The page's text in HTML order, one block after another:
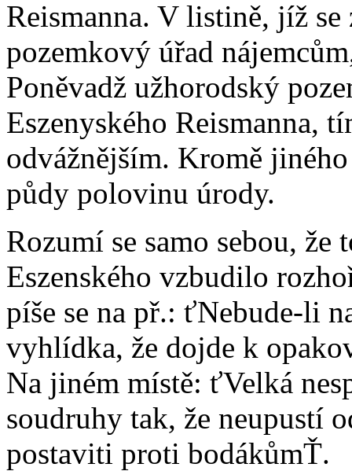
Reismanna. V listině, jíž
pozemkový úřad
Poněvadž užhorodský
Eszenyského Reismanna,
odvážnějším. Kromě
půdy polovinu úrody.
Rozumí se samo sebou, že
Eszenského vzbudilo
píše se na př.: ťNebude-li
vyhlídka, že dojde k
Na jiném místě: ťVelká
soudruhy tak, že neupustí
postaviti proti bodákůmŤ.